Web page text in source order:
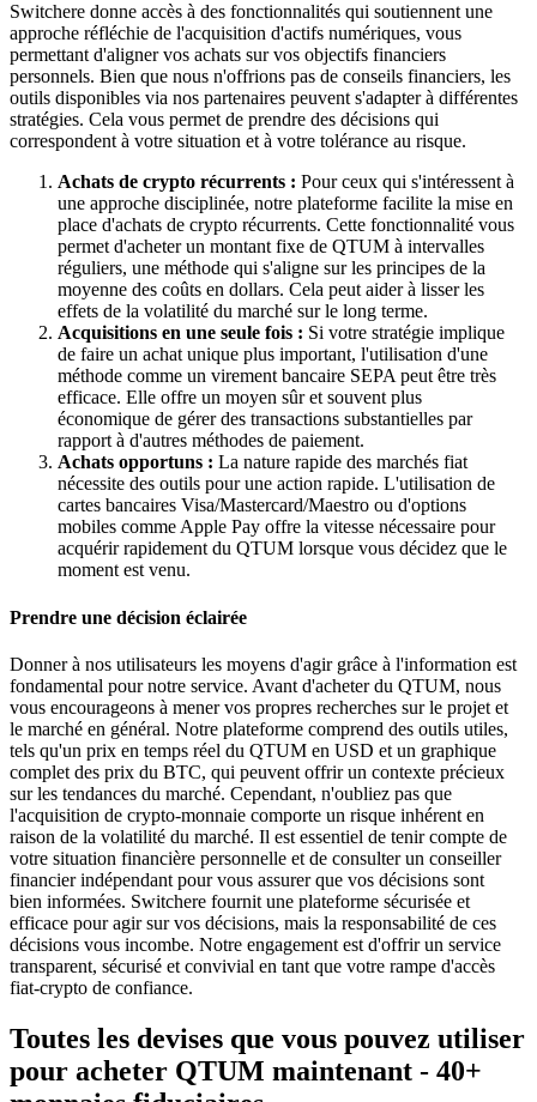
Switchere donne accès à des fonctionnalités qui soutiennent une
approche réfléchie de l'acquisition d'actifs numériques, vous
permettant d'aligner vos achats sur vos objectifs financiers
personnels. Bien que nous n'offrions pas de conseils financiers, les
outils disponibles via nos partenaires peuvent s'adapter à différentes
stratégies. Cela vous permet de prendre des décisions qui
correspondent à votre situation et à votre tolérance au risque.
Achats de crypto récurrents : Pour ceux qui s'intéressent à
une approche disciplinée, notre plateforme facilite la mise en
place d'achats de crypto récurrents. Cette fonctionnalité vous
permet d'acheter un montant fixe de QTUM à intervalles
réguliers, une méthode qui s'aligne sur les principes de la
moyenne des coûts en dollars. Cela peut aider à lisser les
effets de la volatilité du marché sur le long terme.
Acquisitions en une seule fois : Si votre stratégie implique
de faire un achat unique plus important, l'utilisation d'une
méthode comme un virement bancaire SEPA peut être très
efficace. Elle offre un moyen sûr et souvent plus
économique de gérer des transactions substantielles par
rapport à d'autres méthodes de paiement.
Achats opportuns : La nature rapide des marchés fiat
nécessite des outils pour une action rapide. L'utilisation de
cartes bancaires Visa/Mastercard/Maestro ou d'options
mobiles comme Apple Pay offre la vitesse nécessaire pour
acquérir rapidement du QTUM lorsque vous décidez que le
moment est venu.
Prendre une décision éclairée
Donner à nos utilisateurs les moyens d'agir grâce à l'information est
fondamental pour notre service. Avant d'acheter du QTUM, nous
vous encourageons à mener vos propres recherches sur le projet et
le marché en général. Notre plateforme comprend des outils utiles,
tels qu'un prix en temps réel du QTUM en USD et un graphique
complet des prix du BTC, qui peuvent offrir un contexte précieux
sur les tendances du marché. Cependant, n'oubliez pas que
l'acquisition de crypto-monnaie comporte un risque inhérent en
raison de la volatilité du marché. Il est essentiel de tenir compte de
votre situation financière personnelle et de consulter un conseiller
financier indépendant pour vous assurer que vos décisions sont
bien informées. Switchere fournit une plateforme sécurisée et
efficace pour agir sur vos décisions, mais la responsabilité de ces
décisions vous incombe. Notre engagement est d'offrir un service
transparent, sécurisé et convivial en tant que votre rampe d'accès
fiat-crypto de confiance.
Toutes les devises que vous pouvez utiliser
pour acheter QTUM maintenant - 40+